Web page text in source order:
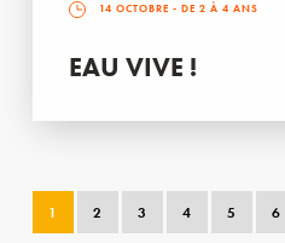
14 OCTOBRE - DE 2 À 4 ANS
EAU VIVE !
1 2 3 4 5 6